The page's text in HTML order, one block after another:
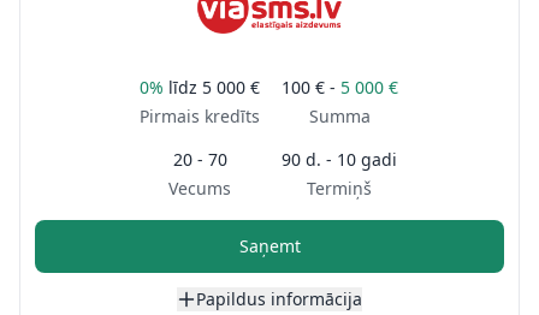
0% līdz 5 000 €
Pirmais kredīts
100 € - 5 000 €
Summa
20 - 70
Vecums
90 d. - 10 gadi
Termiņš
Saņemt
Papildus informācija